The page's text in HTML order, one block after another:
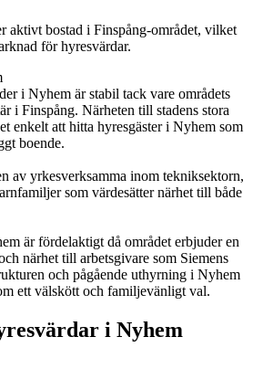
aktivt bostad i Finspång-området, vilket
för hyresvärdar.
i Nyhem är stabil tack vare områdets
i Finspång. Närheten till stadens stora
enkelt att hitta hyresgäster i Nyhem som
boende.
av yrkesverksamma inom tekniksektorn,
som värdesätter närhet till både
är fördelaktigt då området erbjuder en
närhet till arbetsgivare som Siemens
och pågående uthyrning i Nyhem
ett välskött och familjevänligt val.
i Nyhem